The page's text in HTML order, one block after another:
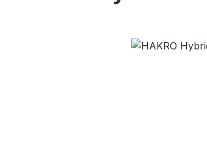
Bildergalerie überspringen